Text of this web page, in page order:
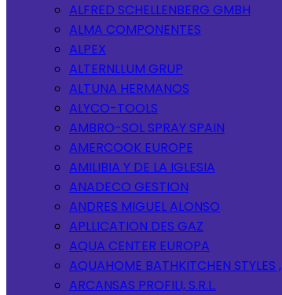
ALFRED SCHELLENBERG GMBH
ALMA COMPONENTES
ALPEX
ALTERNLLUM GRUP
ALTUNA HERMANOS
ALYCO-TOOLS
AMBRO-SOL SPRAY SPAIN
AMERCOOK EUROPE
AMILIBIA Y DE LA IGLESIA
ANADECO GESTION
ANDRES MIGUEL ALONSO
APLLICATION DES GAZ
AQUA CENTER EUROPA
AQUAHOME BATHKITCHEN STYLES ,
ARCANSAS PROFILI, S.R.L.